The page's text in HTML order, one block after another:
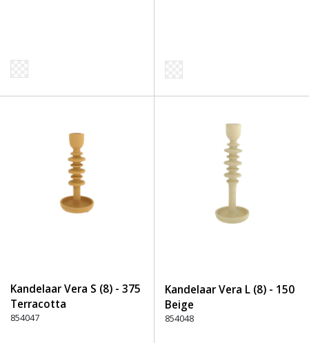
Kandelaar Vera S (8) - 375
Terracotta
854047
Kandelaar Vera L (8) - 150
Beige
854048